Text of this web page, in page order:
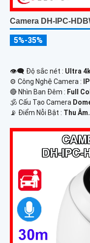
Camera DH-IPC-
5%-35%
👁️‍🗨 Độ sắc nét : Ultra 4k
⚙ Công Nghệ Camera :
🔴 Nhìn Ban Đêm : Full
🕉️ Cấu Tạo Camera
️📡 Điểm Nỗi Bật : Thu Âm.